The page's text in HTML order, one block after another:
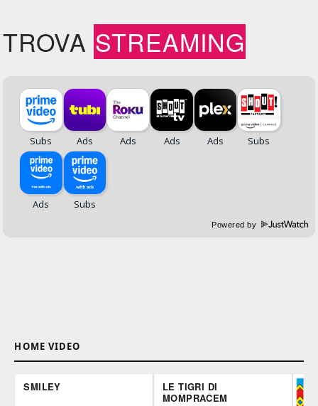
TROVA STREAMING
Powered by
HOME VIDEO
SMILEY
LE TIGRI DI
MOMPRACEM